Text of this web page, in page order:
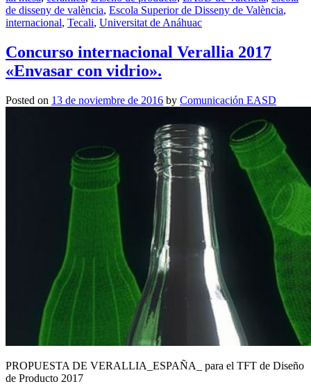
de disseny de valència, Escola Superior de Disseny de València,
internacional, Tecali, Universitat de Anáhuac
Concurso internacional Verallia 2017
«Envasar con vidrio».
Posted on 13 de noviembre de 2016 by Comunicación EASD
PROPUESTA DE VERALLIA_ESPAÑA_ para el TFT de Diseño
de Producto 2017